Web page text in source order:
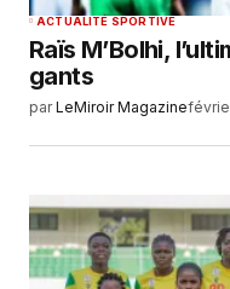
ACTUALITÉ SPORTIVE
Raïs M’Bolhi,
gants
par LeMiroir Magazine